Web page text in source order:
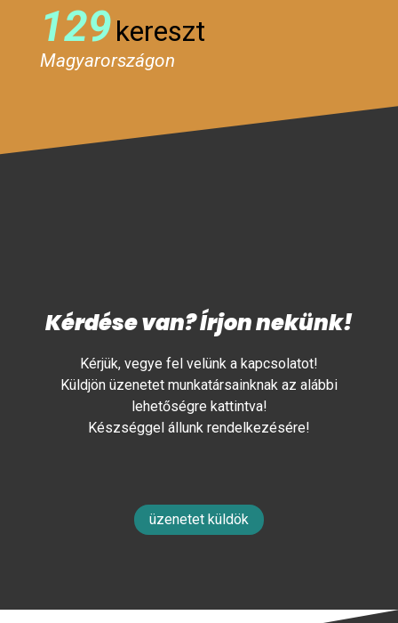
129kereszt
Magyarországon
Kérdése van? Írjon nekünk!
Kérjük, vegye fel velünk a kapcsolatot!
Küldjön üzenetet munkatársainknak az alábbi
lehetőségre kattintva!
Készséggel állunk rendelkezésére!
üzenetet küldök